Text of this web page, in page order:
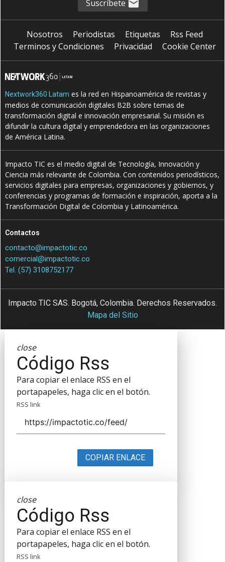
Suscríbete
Nosotros Periodistas Etiquetas
Rss Feed
Terminos y Condiciones
Privacidad Cookie Center
Nextwork360 Latam es la red en Hispanoamérica de revistas y
medios de comunicación digitales B2B sobre temas de
transformación digital e innovación empresarial. Su misión es
difundir la cultura digital y emprendedora en las organizaciones
de América Latina.
Impacto TIC es el medio digital de Tecnología, Innovación y
Ciencia más relevante de Colombia. Con contenidos periodísticos,
servicios digitales para empresas, organizaciones y gobiernos, y
conferencias y programas de formación e inspiración, aporta a la
Transformación Digital de Colombia y Latinoamérica.
Contactos
contacto@impactotic.co
comercial@impactotic.co
Tel. (57) 3108752177
Impacto TIC SAS. Bogotá, Colombia. Derechos Reservados.
Mapa del Sitio
close
Código Rss
Para copiar el enlace RSS en el
portapapeles, haga clic en el botón.
RSS link
COPIAR ENLACE
close
Código Rss
Para copiar el enlace RSS en el
portapapeles, haga clic en el botón.
RSS link